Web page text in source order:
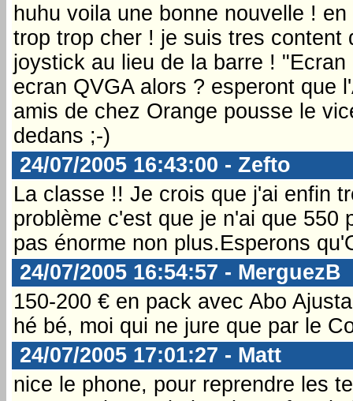
huhu voila une bonne nouvelle !
trop trop cher ! je suis tres content
joystick au lieu de la barre !
ecran QVGA alors ? esperont que
amis de chez Orange pousse le
dedans ;-)
24/07/2005 16:43:00 - Zefto
La classe !! Je crois que j'ai enfin
problème c'est que je n'ai que 550
pas énorme non plus.Esperons
24/07/2005 16:54:57 - MerguezB
150-200 € en pack avec Abo
hé bé, moi qui ne jure que par le
24/07/2005 17:01:27 - Matt
nice le phone, pour reprendre les